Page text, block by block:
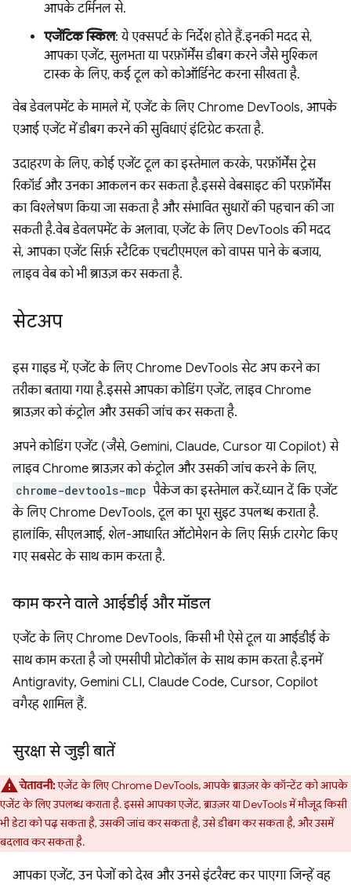
आपके टर्मिनल से.
एजेंटिक स्किल: ये एक्सपर्ट के निर्देश होते हैं. इनकी मदद से,
आपका एजेंट, सुलभता या परफ़ॉर्मेंस डीबग करने जैसे मुश्किल
टास्क के लिए, कई टूल को कोऑर्डिनेट करना सीखता है.
वेब डेवलपमेंट के मामले में, एजेंट के लिए Chrome DevTools, आपके
एआई एजेंट में डीबग करने की सुविधाएं इंटिग्रेट करता है.
उदाहरण के लिए, कोई एजेंट टूल का इस्तेमाल करके, परफ़ॉर्मेंस ट्रेस
रिकॉर्ड और उनका आकलन कर सकता है. इससे वेबसाइट की परफ़ॉर्मेंस
का विश्लेषण किया जा सकता है और संभावित सुधारों की पहचान की जा
सकती है. वेब डेवलपमेंट के अलावा, एजेंट के लिए DevTools की मदद
से, आपका एजेंट सिर्फ़ स्टैटिक एचटीएमएल को वापस पाने के बजाय,
लाइव वेब को भी ब्राउज़ कर सकता है.
सेटअप
इस गाइड में, एजेंट के लिए Chrome DevTools सेट अप करने का
तरीका बताया गया है. इससे आपका कोडिंग एजेंट, लाइव Chrome
ब्राउज़र को कंट्रोल और उसकी जांच कर सकता है.
अपने कोडिंग एजेंट (जैसे, Gemini, Claude, Cursor या Copilot) से
लाइव Chrome ब्राउज़र को कंट्रोल और उसकी जांच करने के लिए,
chrome-devtools-mcp पैकेज का इस्तेमाल करें. ध्यान दें कि एजेंट
के लिए Chrome DevTools, टूल का पूरा सुइट उपलब्ध कराता है.
हालांकि, सीएलआई, शेल-आधारित ऑटोमेशन के लिए सिर्फ़ टारगेट किए
गए सबसेट के साथ काम करता है.
काम करने वाले आईडीई और मॉडल
एजेंट के लिए Chrome DevTools, किसी भी ऐसे टूल या आईडीई के
साथ काम करता है जो एमसीपी प्रोटोकॉल के साथ काम करता है. इनमें
Antigravity, Gemini CLI, Claude Code, Cursor, Copilot
वगैरह शामिल हैं.
सुरक्षा से जुड़ी बातें
चेतावनी:एजेंट के लिए Chrome DevTools, आपके ब्राउज़र के कॉन्टेंट को आपके
एजेंट के लिए उपलब्ध कराता है. इससे आपका एजेंट, ब्राउज़र या DevTools में मौजूद किसी
भी डेटा को पढ़ सकता है, उसकी जांच कर सकता है, उसे डीबग कर सकता है, और उसमें
बदलाव कर सकता है.
आपका एजेंट, उन पेजों को देख और उनसे इंटरैक्ट कर पाएगा जिन्हें वह